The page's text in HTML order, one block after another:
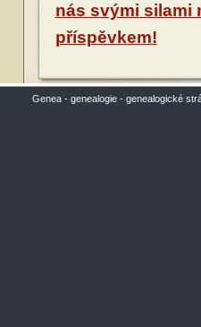
nás svými silami
příspěvkem!
Genea - genealogie - genealogické